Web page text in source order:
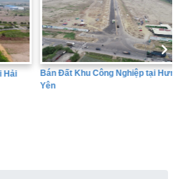
Bán Đất Khu Công Nghiệp tại Hưng